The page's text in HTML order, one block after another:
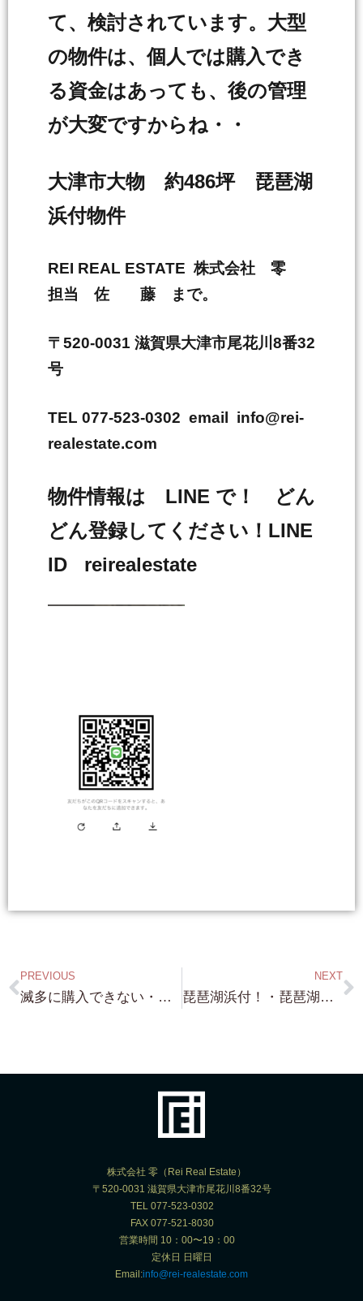
て、検討されています。大型
の物件は、個人では購入でき
る資金はあっても、後の管理
が大変ですからね・・
大津市大物 約486坪 琵琶湖
浜付物件
REI REAL ESTATE 株式会社 零
担当 佐 藤 まで。
〒520-0031 滋賀県大津市尾花川8番32
号
TEL 077-523-0302 email info@rei-
realestate.com
物件情報は LINE で！ どん
どん登録してください！LINE
ID reirealestate
PREVIOUS
滅多に購入できない・・南禅寺界隈の ”超レア物” 現在 弊社には ございます（笑）買いたくても買えない そんな物件です！ 気になる方は・・是非
NEXT
琵琶湖浜付！・琵琶湖浜前 あるんです（笑）ただ・・大きいですが（笑）全て 近江舞子・南小松・北小松 一等地です！
株式会社 零（Rei Real Estate）
〒520-0031 滋賀県大津市尾花川8番32号
TEL 077-523-0302
FAX 077-521-8030
営業時間 10：00〜19：00
定休日 日曜日
Email:info@rei-realestate.com